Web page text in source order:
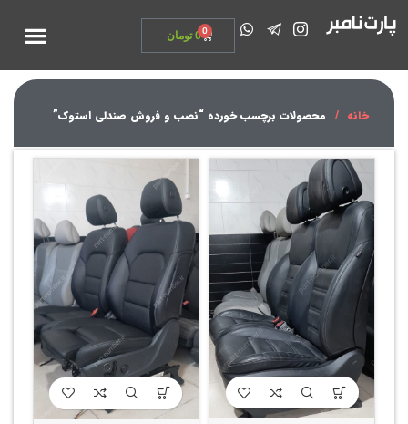
0 تومان 0
خانه محصولات برچسب خورده “نصب و فروش صندلی استوک”